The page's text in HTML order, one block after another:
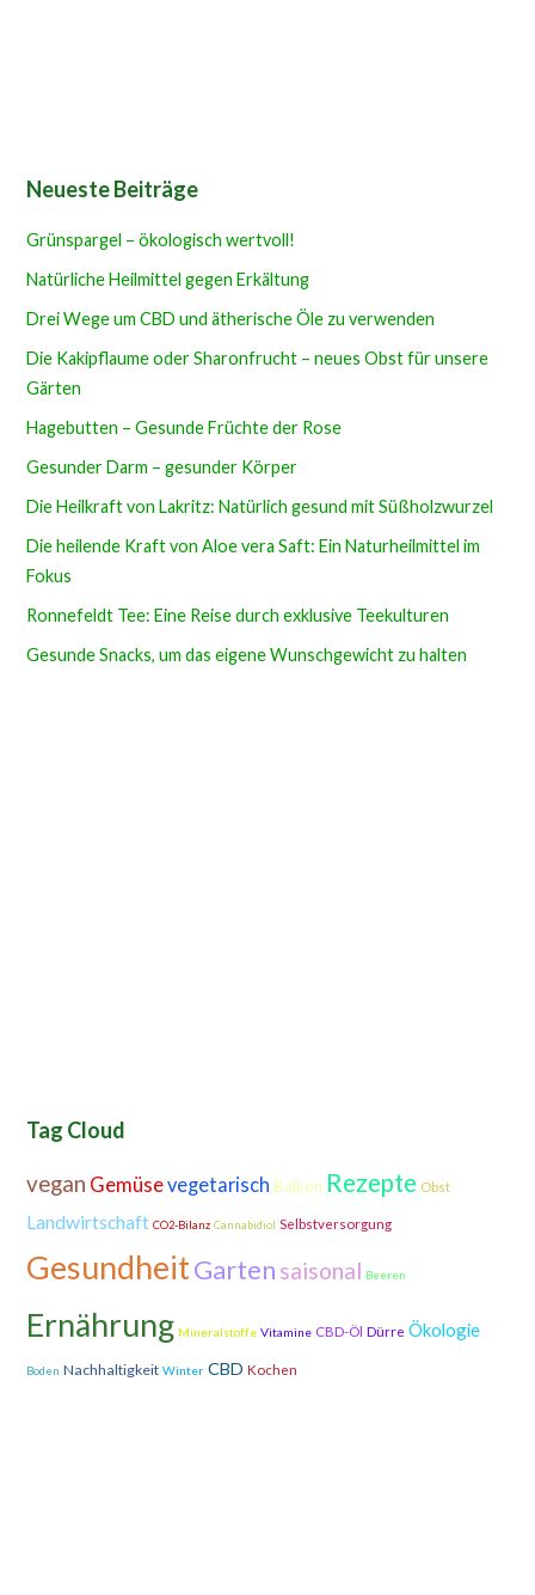
Neueste Beiträge
Grünspargel – ökologisch wertvoll!
Natürliche Heilmittel gegen Erkältung
Drei Wege um CBD und ätherische Öle zu verwenden
Die Kakipflaume oder Sharonfrucht – neues Obst für unsere
Gärten
Hagebutten – Gesunde Früchte der Rose
Gesunder Darm – gesunder Körper
Die Heilkraft von Lakritz: Natürlich gesund mit Süßholzwurzel
Die heilende Kraft von Aloe vera Saft: Ein Naturheilmittel im
Fokus
Ronnefeldt Tee: Eine Reise durch exklusive Teekulturen
Gesunde Snacks, um das eigene Wunschgewicht zu halten
Tag Cloud
vegan Gemüsevegetarisch Balkon Rezepte Obst
Landwirtschaft CO2-Bilanz Cannabidiol Selbstversorgung
GesundheitGarten saisonal Beeren
Ernährung Mineralstoffe Vitamine CBD-Öl Dürre Ökologie
Boden Nachhaltigkeit Winter CBD Kochen